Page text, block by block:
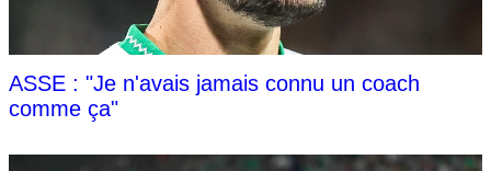
ASSE : "Je n'avais jamais connu un coach
comme ça"